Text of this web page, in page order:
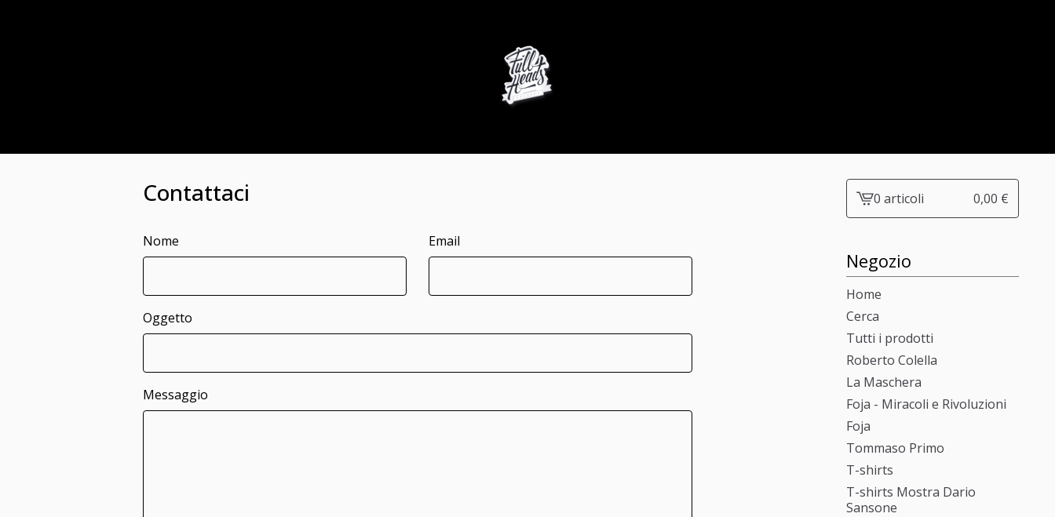
Contattaci
Nome Email
Oggetto
Messaggio
Vedi0 articoli 0,00 €
Negozio
Home
Cerca
Tutti i prodotti
Roberto Colella
La Maschera
Foja - Miracoli e Rivoluzioni
Foja
Tommaso Primo
T-shirts
T-shirts Mostra Dario
Sansone